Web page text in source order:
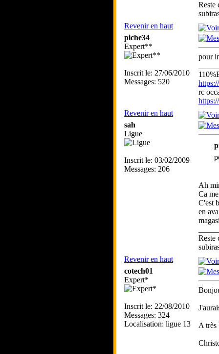
Reste
Revenir en haut
piche34
Expert**
Inscrit le: 27/06/2010
Messages: 520
pour
rc
Revenir en haut
sah
Ligue
Inscrit le: 03/02/2009
Messages: 206
Ah
Ca
C'est
en
Reste
Revenir en haut
cotech01
Expert*
Inscrit le: 22/08/2010
Messages: 324
Localisation: ligue 13
A très